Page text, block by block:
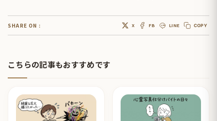
SHARE ON : X FB LINE COPY
こちらの記事もおすすめです